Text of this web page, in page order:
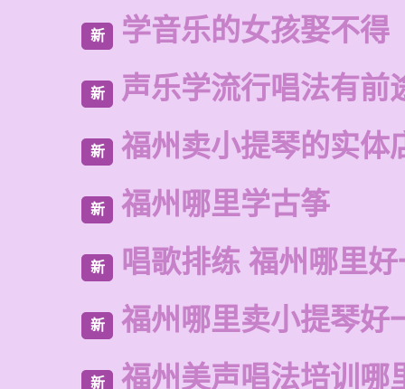
新 学音乐的女孩娶不得
新 声乐学流行唱法有前
新 福州卖小提琴的实体
新 福州哪里学古筝
新 唱歌排练 福州哪里
新 福州哪里卖小提琴好
新 福州美声唱法培训哪